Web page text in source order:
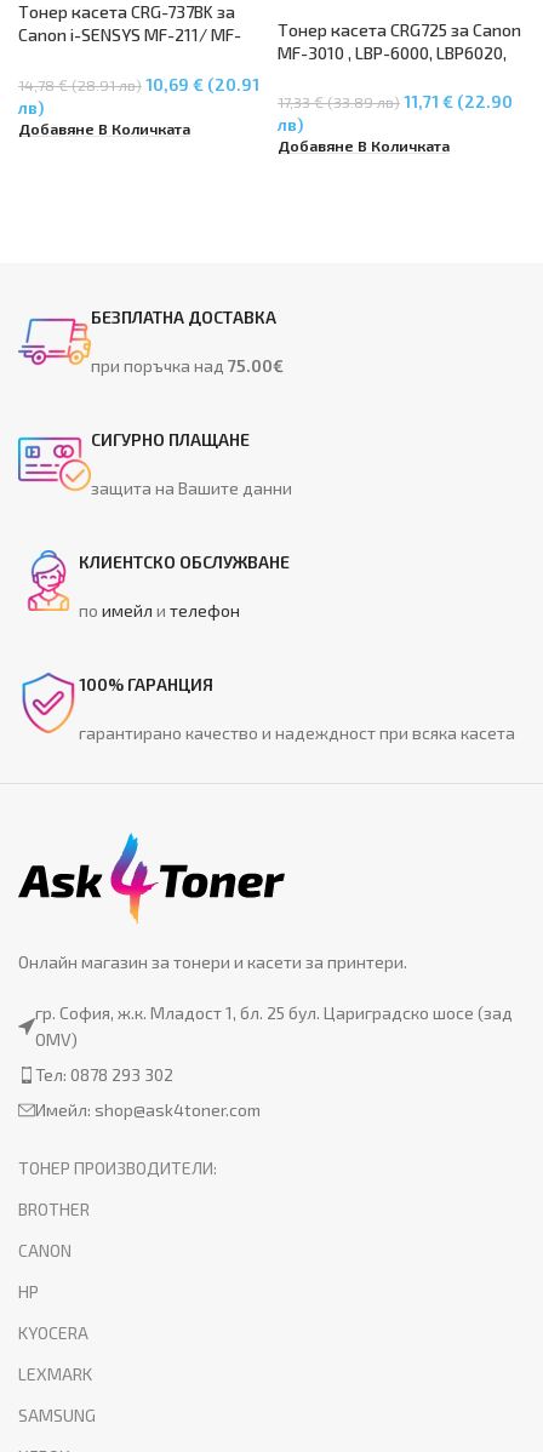
Tонер касета CRG-737BK за
Canon i-SENSYS MF-211/ MF-
MF-226DN / MF-229DW /MF-
232W / MF-237W / MF-244DW
/ MF-247DW / MF-249DW
14,78 € (28.91 лв)10,69 € (20.91
лв)
Добавяне В Количката
Tонер касета CRG725 за Canon
MF-3010 , LBP-6000, LBP6020,
17,33 € (33.89 лв)11,71 € (22.90
лв)
Добавяне В Количката
БЕЗПЛАТНА ДОСТАВКА
при поръчка над75.00€
СИГУРНО ПЛАЩАНЕ
защита на Вашите данни
КЛИЕНТСКО ОБСЛУЖВАНЕ
поимейл ителефон
100% ГАРАНЦИЯ
гарантирано качество и надеждност при всяка касета
Онлайн магазин за тонери и касети за принтери.
гр. София, ж.к. Младост 1, бл. 25 бул. Цариградско шосе (зад
OMV)
Тел: 0878 293 302
Имейл: shop@ask4toner.com
ТОНЕР ПРОИЗВОДИТЕЛИ:
BROTHER
CANON
HP
KYOCERA
LEXMARK
SAMSUNG